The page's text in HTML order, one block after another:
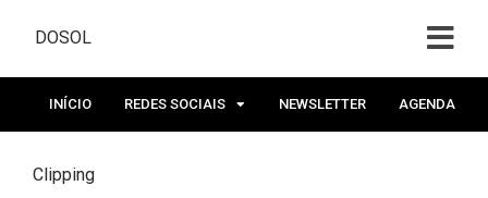
DOSOL
INÍCIO REDES SOCIAIS NEWSLETTER AGENDA
Clipping